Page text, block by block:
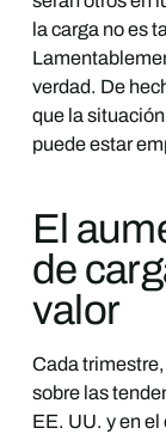
la carga no es
verdad. De
que la
puede estar
El
de
valor
Cada
sobre las
EE. UU. y en